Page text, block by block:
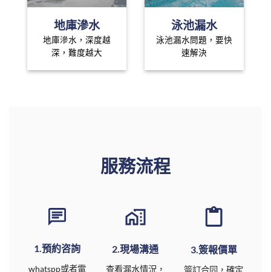
地庫滲水
地庫滲水，深度越
深，難度越大
泳池漏水
泳池漏水問題，要快
速解決
服務流程
1.預約咨詢
whatspp或者電
2.現場溝通
查看漏水情況，
3.簽報價單